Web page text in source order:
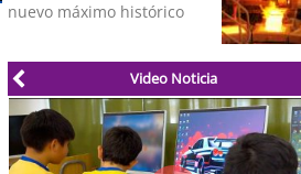
nuevo máximo histórico
Video Noticia